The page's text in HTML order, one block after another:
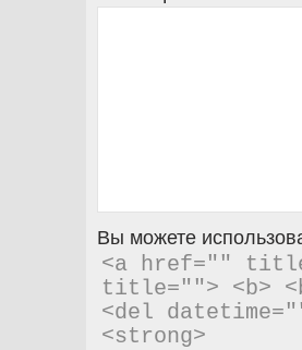
Вы можете
<a href=""
title=""> <b>
<del
<strong>